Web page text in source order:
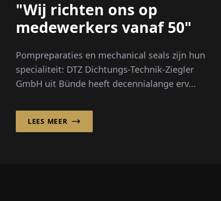
"Wij richten ons op
medewerkers vanaf 50"
Pompreparaties en mechanical seals zijn hun
specialiteit: DTZ Dichtungs-Technik-Ziegler
GmbH uit Bünde heeft decennialange erv...
LEES MEER